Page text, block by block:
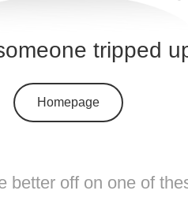
tripped
Homepage
better off on one of